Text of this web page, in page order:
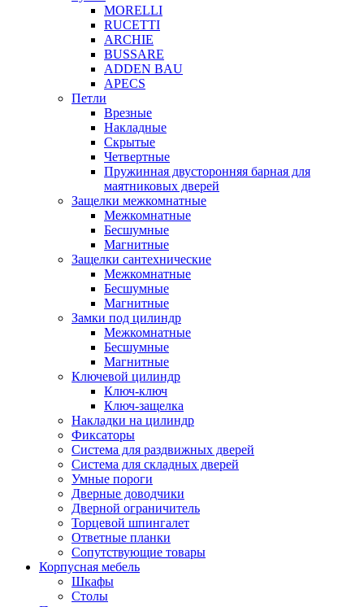
MORELLI
RUCETTI
ARCHIE
BUSSARE
ADDEN BAU
APECS
Петли
Врезные
Накладные
Скрытые
Четвертные
Пружинная двусторонняя барная для
маятниковых дверей
Защелки межкомнатные
Межкомнатные
Бесшумные
Магнитные
Защелки сантехнические
Межкомнатные
Бесшумные
Магнитные
Замки под цилиндр
Межкомнатные
Бесшумные
Магнитные
Ключевой цилиндр
Ключ-ключ
Ключ-защелка
Накладки на цилиндр
Фиксаторы
Система для раздвижных дверей
Система для складных дверей
Умные пороги
Дверные доводчики
Дверной ограничитель
Торцевой шпингалет
Ответные планки
Сопутствующие товары
Корпусная мебель
Шкафы
Столы